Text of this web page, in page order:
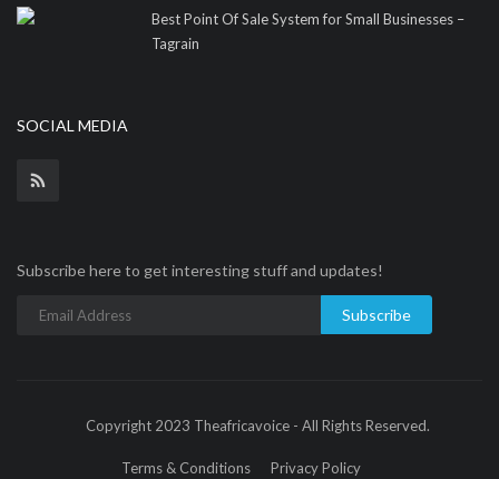
Best Point Of Sale System for Small Businesses –
Tagrain
SOCIAL MEDIA
Subscribe here to get interesting stuff and updates!
Subscribe
Copyright 2023 Theafricavoice - All Rights Reserved.
Terms & Conditions Privacy Policy